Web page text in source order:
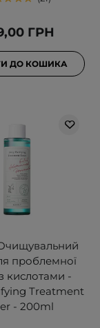
ГРН
ДО КОШИКА
проблемної
кислотами -
Treatment
- 200ml